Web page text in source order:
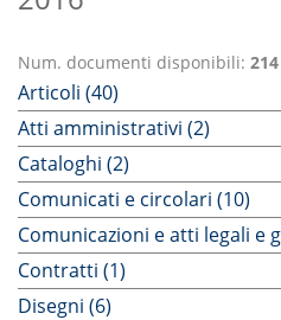
Num. documenti disponibili: 214
Articoli (40)
Atti amministrativi (2)
Cataloghi (2)
Comunicati e circolari (10)
Comunicazioni e atti legali e
Contratti (1)
Disegni (6)